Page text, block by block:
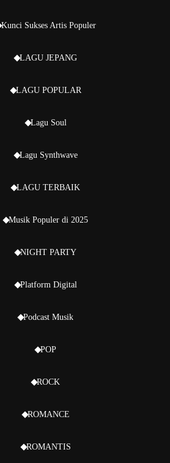
Kunci Sukses Artis Populer
LAGU JEPANG
LAGU POPULAR
Lagu Soul
Lagu Synthwave
LAGU TERBAIK
Musik Populer di 2025
NIGHT PARTY
Platform Digital
Podcast Musik
POP
ROCK
ROMANCE
ROMANTIS